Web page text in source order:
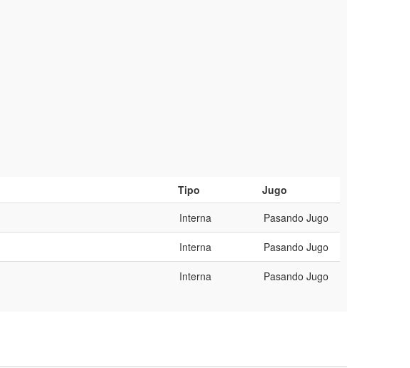
Tipo
Jugo
Interna Pasando Jugo
Interna Pasando Jugo
Interna Pasando Jugo